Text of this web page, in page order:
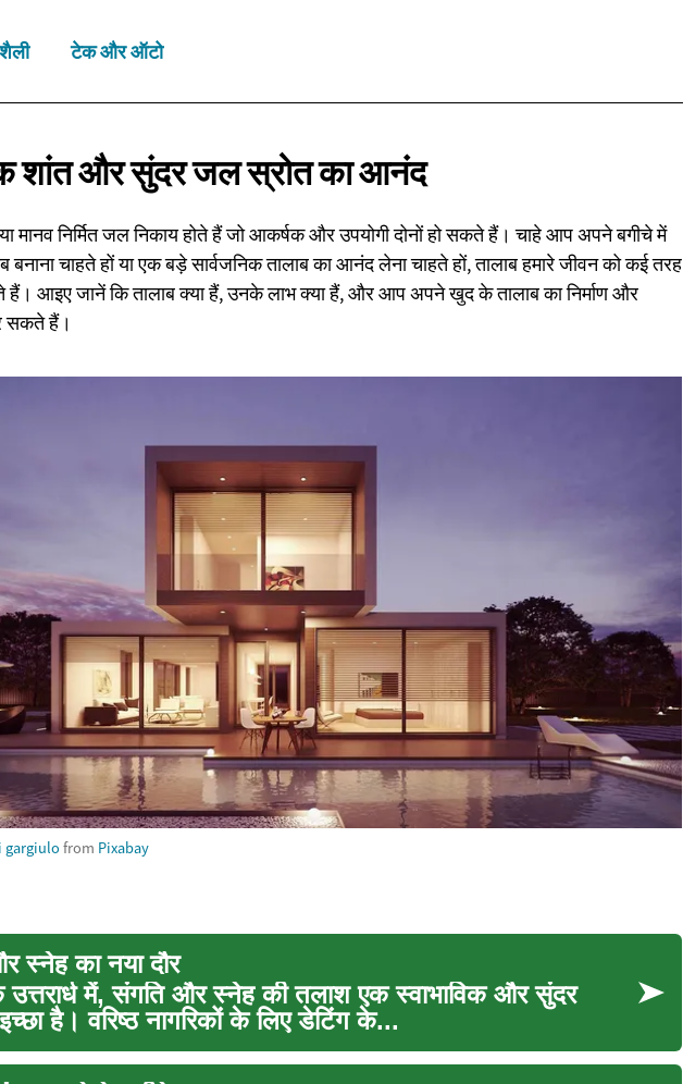
टेक और ऑटो
शांत और सुंदर जल स्रोतका आनंद
मानव निर्मित जल निकाय होते हैं जो आकर्षक और उपयोगी दोनों हो सकते हैं। चाहे आप अपने बगीचे में
बनाना चाहते हों या एक बड़े सार्वजनिक तालाब का आनंद लेना चाहते हों, तालाब हमारे जीवन को कई तरह
हैं। आइए जानें कि तालाब क्या हैं, उनके लाभ क्या हैं, और आप अपने खुद के तालाब का निर्माण और
सकते हैं।
gargiulo from Pixabay
स्नेह का नया दौर
में, संगति और स्नेह की तलाश एक स्वाभाविक और सुंदर
है। वरिष्ठ नागरिकों के लिए डेटिंग के...